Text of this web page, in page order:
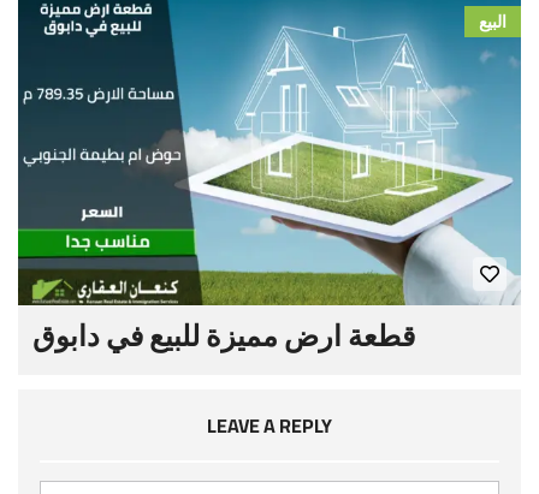
البيع
قطعة ارض مميزة للبيع في دابوق
LEAVE A REPLY